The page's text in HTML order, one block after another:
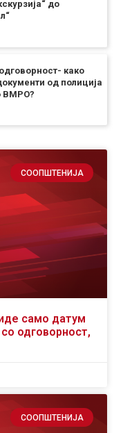
до
како
од полиција
ВМРО?
СООПШТЕНИЈА
само датум
одговорност,
СООПШТЕНИЈА